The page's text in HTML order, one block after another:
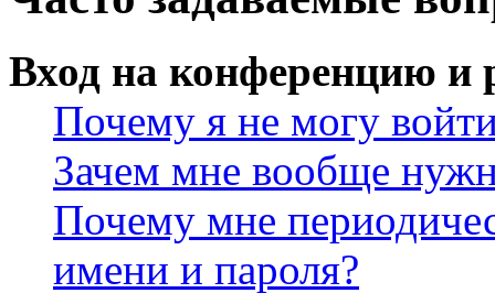
Вход на конференцию и
Почему я не могу
Зачем мне вообще
Почему мне
имени и пароля?